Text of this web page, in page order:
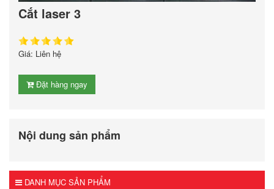
Cắt laser 3
Giá: Liên hệ
Đặt hàng ngay
Nội dung sản phẩm
DANH MỤC SẢN PHẨM